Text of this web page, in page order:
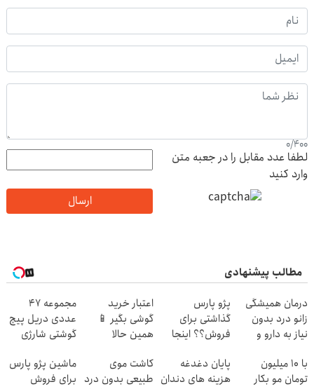
0/400
لطفا عدد مقابل را در جعبه متن
وارد کنید
ارسال
مطالب پیشنهادی
درمان همیشگی
زانو درد بدون
نیاز به دارو و
(پرسش‌نامه رو پر
کن)
پژو پارس
گذاشتی برای
فروش؟؟ اینجا
اعتبار خرید
گوشی بگیر 📱
همین حالا
بده 🎯
مجموعه 47
عددی دریل پیچ
گوشتی شارژی
محدود)
با 10 میلیون
تومان مو بکار
پایان دغدغه
هزینه های دندان
کاشت موی
طبیعی بدون درد
ماشین پژو پارس
برای فروش